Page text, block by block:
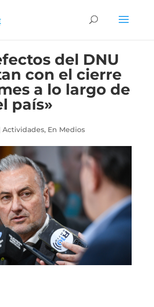
del DNU
con el cierre
a lo largo de
país»
Actividades, En Medios